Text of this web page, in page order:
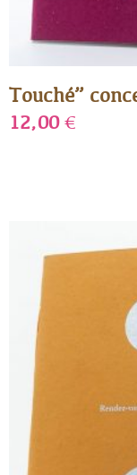
Touché”
12,00€